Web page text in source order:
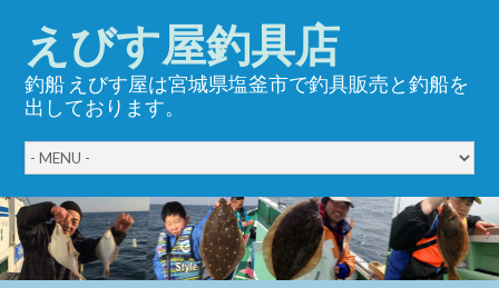
えびす屋釣具店
釣船 えびす屋は宮城県塩釜市で釣具販売と釣船を
出しております。